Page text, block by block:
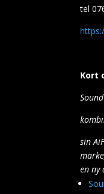
tel
Kort
sin
en ny